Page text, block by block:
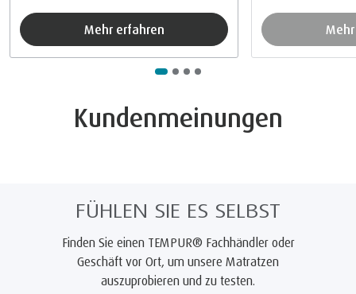
Mehr erfahren
Kundenmeinungen
FÜHLEN SIE ES SELBST
Finden Sie einen TEMPUR® Fachhändler oder
Geschäft vor Ort, um unsere Matratzen
auszuprobieren und zu testen.